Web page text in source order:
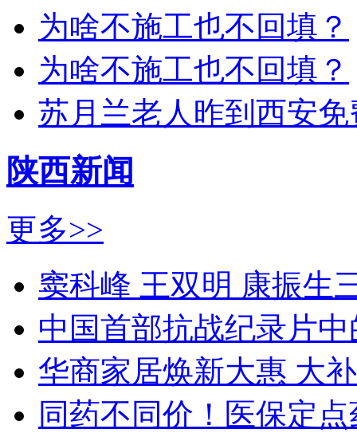
为啥不施工也不回填？
为啥不施工也不回填？
苏月兰老人昨到西安
陕西新闻
更多>>
窦科峰 王双明 康振生
中国首部抗战纪录片
华商家居焕新大惠 大
同药不同价！医保定